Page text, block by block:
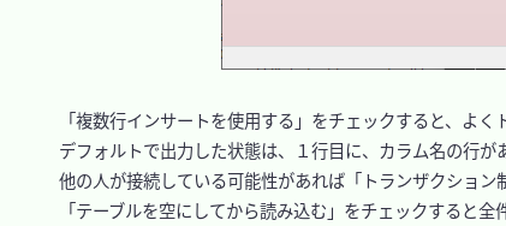
「複数行インサートを使用する」をチェックすると、よく
デフォルトで出力した状態は、１行目に、カラム名の行が
他の人が接続している可能性があれば「トランザクション
「テーブルを空にしてから読み込む」をチェックすると全